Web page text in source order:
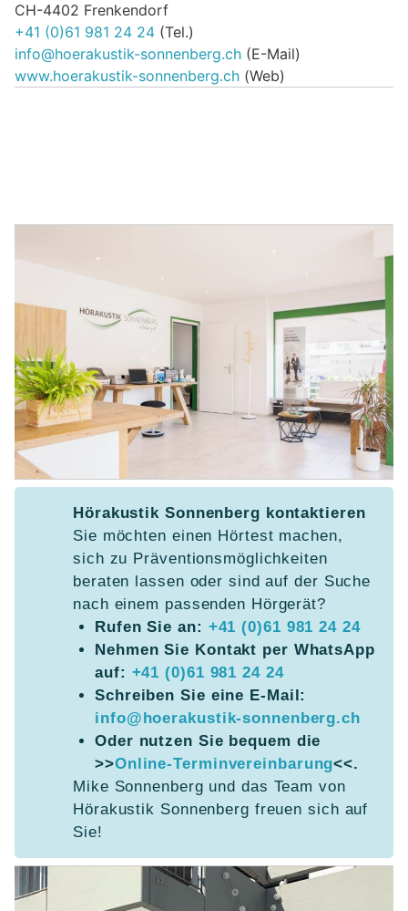
CH-4402 Frenkendorf
+41 (0)61 981 24 24 (Tel.)
info@hoerakustik-sonnenberg.ch (E-Mail)
www.hoerakustik-sonnenberg.ch (Web)
Hörakustik Sonnenberg kontaktieren
Sie möchten einen Hörtest machen,
sich zu Präventionsmöglichkeiten
beraten lassen oder sind auf der Suche
nach einem passenden Hörgerät?
Rufen Sie an: +41 (0)61 981 24 24
Nehmen Sie Kontakt per WhatsApp
auf: +41 (0)61 981 24 24
Schreiben Sie eine E-Mail:
info@hoerakustik-sonnenberg.ch
Oder nutzen Sie bequem die
>>Online-Terminvereinbarung<<.
Mike Sonnenberg und das Team von
Hörakustik Sonnenberg freuen sich auf
Sie!